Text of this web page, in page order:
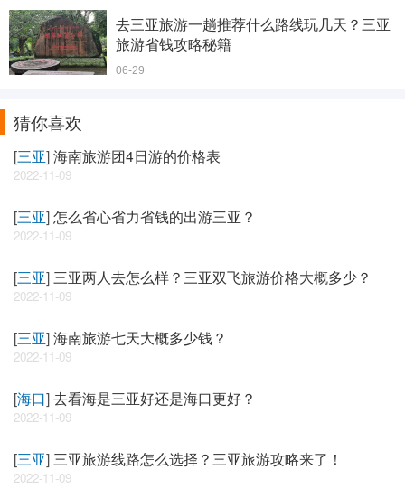
去三亚旅游一趟推荐什么路线玩几天？三亚
旅游省钱攻略秘籍
06-29
猜你喜欢
[三亚]海南旅游团4日游的价格表
2022-11-09
[三亚]怎么省心省力省钱的出游三亚？
2022-11-09
[三亚] 三亚两人去怎么样？三亚双飞旅游价格大概多少？
2022-11-09
[三亚]海南旅游七天大概多少钱？
2022-11-09
[海口]去看海是三亚好还是海口更好？
2022-11-09
[三亚] 三亚旅游线路怎么选择？三亚旅游攻略来了！
2022-11-09